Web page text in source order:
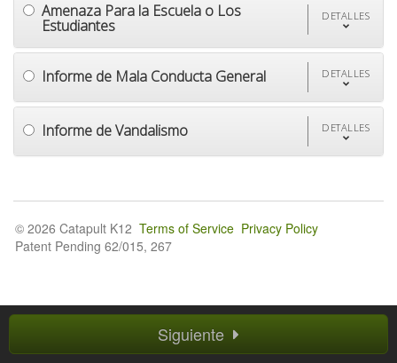
Amenaza Para la Escuela o Los
Estudiantes
DETALLES
Informe de Mala Conducta General DETALLES
Informe de Vandalismo DETALLES
Siguiente
© 2026 Catapult K12 Terms of Service Privacy Policy
Patent Pending 62/015, 267